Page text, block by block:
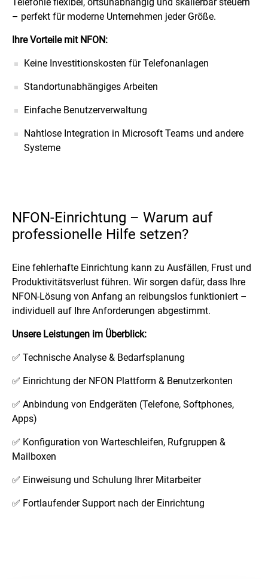
– perfekt für moderne Unternehmen jeder Größe.
Ihre Vorteile mit NFON:
Keine Investitionskosten für Telefonanlagen
Standortunabhängiges Arbeiten
Einfache Benutzerverwaltung
Nahtlose Integration in Microsoft Teams und andere
Systeme
NFON-Einrichtung – Warum auf
professionelle Hilfe setzen?
Eine fehlerhafte Einrichtung kann zu Ausfällen, Frust und
Produktivitätsverlust führen. Wir sorgen dafür, dass Ihre
NFON-Lösung von Anfang an reibungslos funktioniert –
individuell auf Ihre Anforderungen abgestimmt.
Unsere Leistungen im Überblick:
✅ Technische Analyse & Bedarfsplanung
✅ Einrichtung der NFON Plattform & Benutzerkonten
✅ Anbindung von Endgeräten (Telefone, Softphones,
Apps)
✅ Konfiguration von Warteschleifen, Rufgruppen &
Mailboxen
✅ Einweisung und Schulung Ihrer Mitarbeiter
✅ Fortlaufender Support nach der Einrichtung